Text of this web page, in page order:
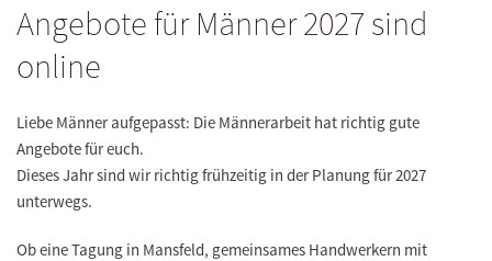
Angebote für Männer 2027 sind
online
Liebe Männer aufgepasst: Die Männerarbeit hat richtig gute
Angebote für euch.
Dieses Jahr sind wir richtig frühzeitig in der Planung für 2027
unterwegs.
Ob eine Tagung in Mansfeld, gemeinsames Handwerkern mit